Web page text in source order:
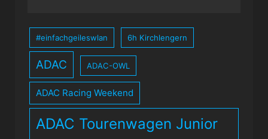
#einfachgeileswlan 6h Kirchlengern
ADAC ADAC-OWL
ADAC Racing Weekend
ADAC Tourenwagen Junior